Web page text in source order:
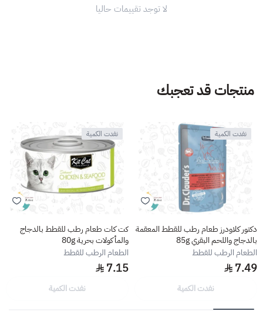
لا توجد تقييمات حاليا
منتجات قد تعجبك
نفدت الكمية
دكتور كلاودرز طعام رطب للقطط المعقمة
بالدجاج واللحم البقري 85g
الطعام الرطب للقطط
7.49
نفدت الكمية
نفدت الكمية
كت كات طعام رطب للقطط بالدجاج
والمأكولات بحرية 80g
الطعام الرطب للقطط
7.15
نفدت الكمية